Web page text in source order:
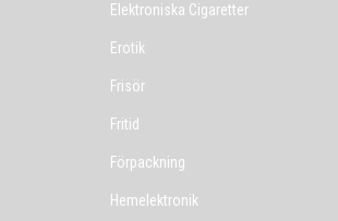
Elektroniska Cigaretter
Erotik
Frisör
Fritid
Förpackning
Hemelektronik